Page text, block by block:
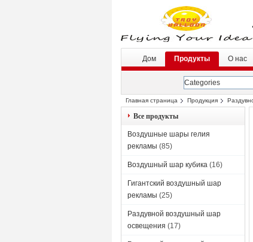
Дом Продукты О нас
Categories
Главная страница Продукция
Все продукты
Воздушные шары гелия
рекламы (85)
Воздушный шар кубика (16)
Гигантский воздушный шар
рекламы (25)
Раздувной воздушный шар
освещения (17)